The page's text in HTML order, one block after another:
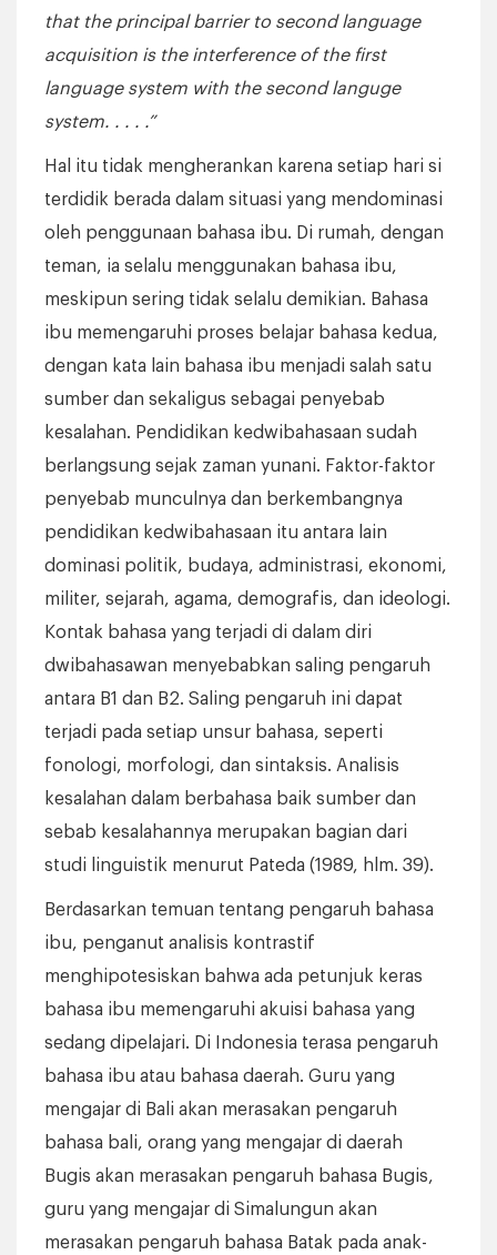
that the principal barrier to second language
acquisition is the interference of the first
language system with the second languge
system. . . . .”
Hal itu tidak mengherankan karena setiap hari si
terdidik berada dalam situasi yang mendominasi
oleh penggunaan bahasa ibu. Di rumah, dengan
teman, ia selalu menggunakan bahasa ibu,
meskipun sering tidak selalu demikian. Bahasa
ibu memengaruhi proses belajar bahasa kedua,
dengan kata lain bahasa ibu menjadi salah satu
sumber dan sekaligus sebagai penyebab
kesalahan. Pendidikan kedwibahasaan sudah
berlangsung sejak zaman yunani. Faktor-faktor
penyebab munculnya dan berkembangnya
pendidikan kedwibahasaan itu antara lain
dominasi politik, budaya, administrasi, ekonomi,
militer, sejarah, agama, demografis, dan ideologi.
Kontak bahasa yang terjadi di dalam diri
dwibahasawan menyebabkan saling pengaruh
antara B1 dan B2. Saling pengaruh ini dapat
terjadi pada setiap unsur bahasa, seperti
fonologi, morfologi, dan sintaksis. Analisis
kesalahan dalam berbahasa baik sumber dan
sebab kesalahannya merupakan bagian dari
studi linguistik menurut Pateda (1989, hlm. 39).
Berdasarkan temuan tentang pengaruh bahasa
ibu, penganut analisis kontrastif
menghipotesiskan bahwa ada petunjuk keras
bahasa ibu memengaruhi akuisi bahasa yang
sedang dipelajari. Di Indonesia terasa pengaruh
bahasa ibu atau bahasa daerah. Guru yang
mengajar di Bali akan merasakan pengaruh
bahasa bali, orang yang mengajar di daerah
Bugis akan merasakan pengaruh bahasa Bugis,
guru yang mengajar di Simalungun akan
merasakan pengaruh bahasa Batak pada anak-